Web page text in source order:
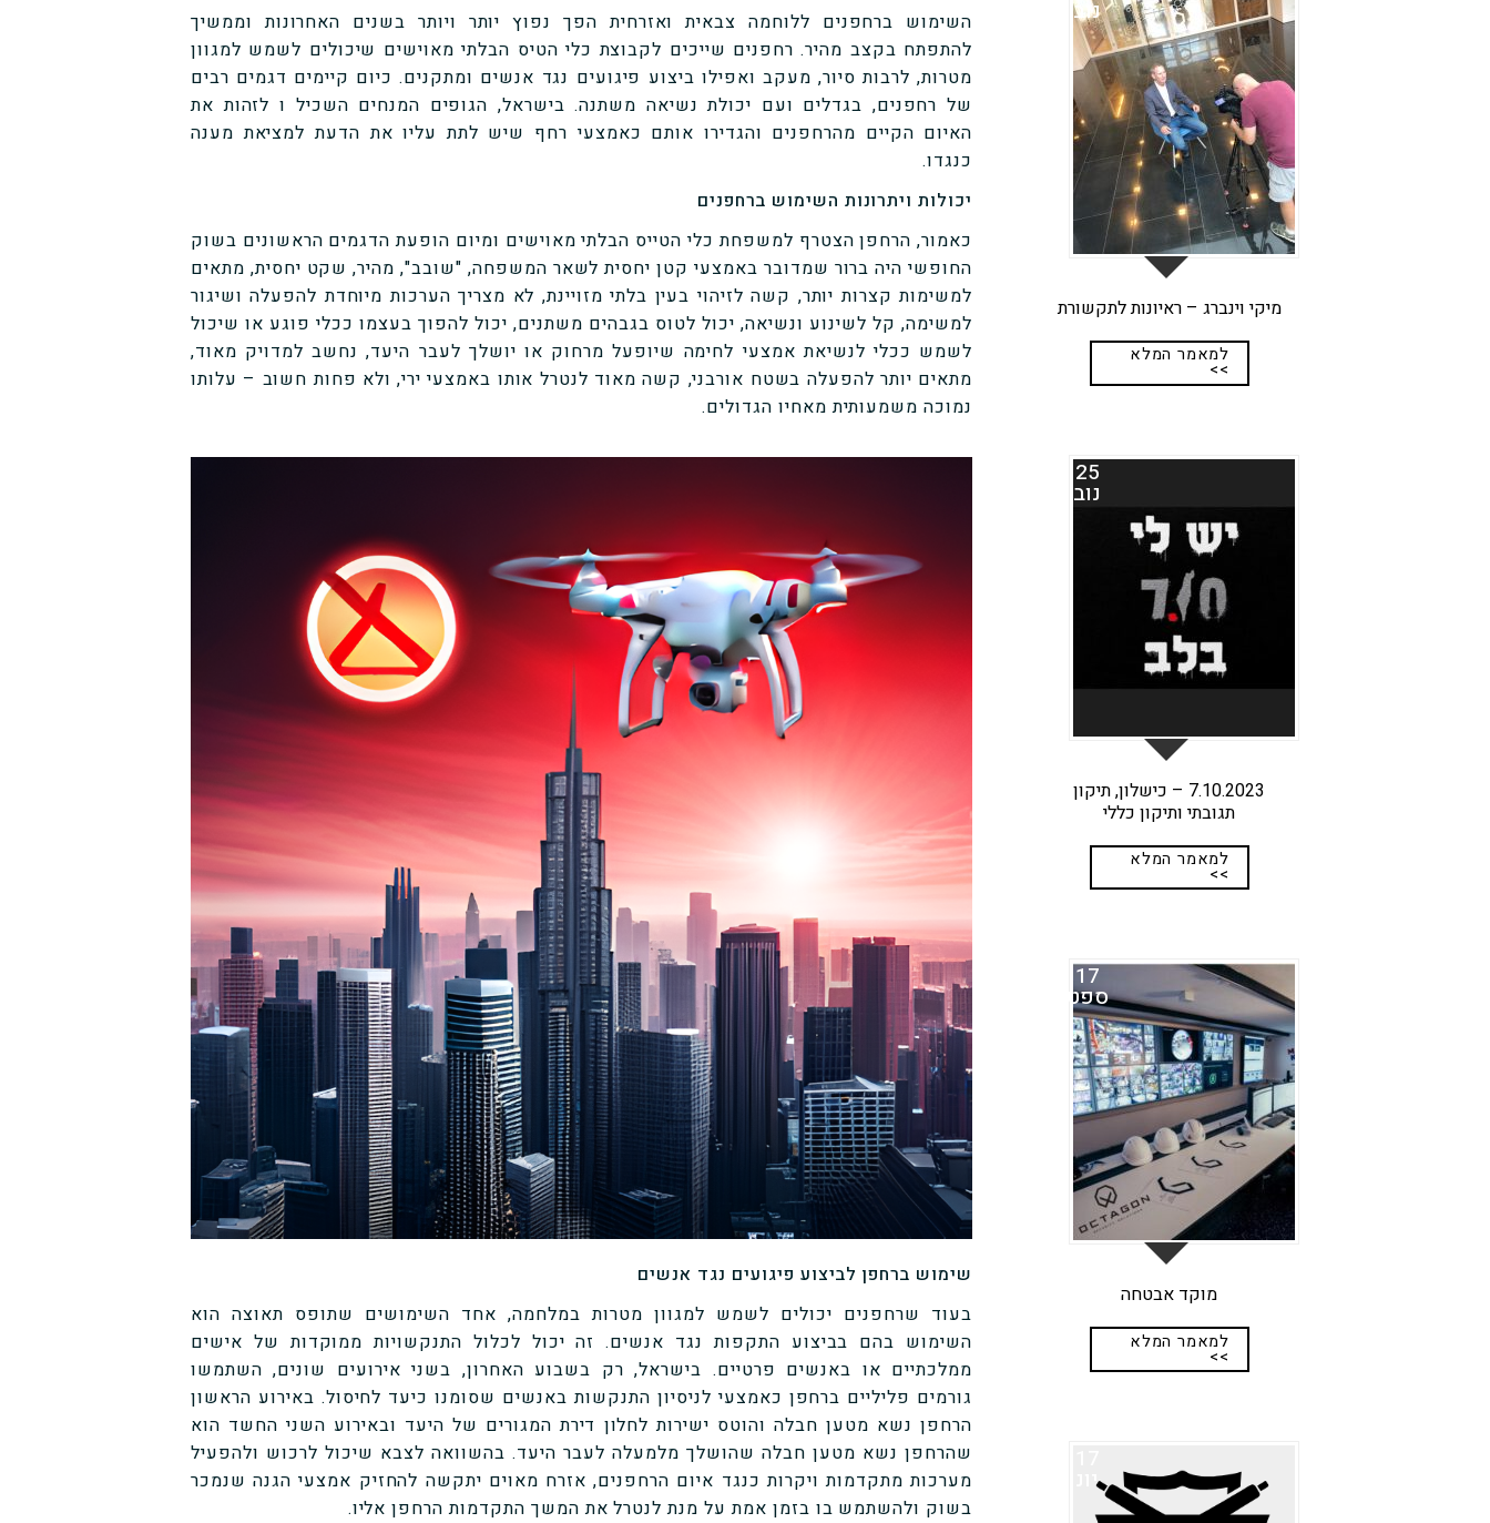
השימוש ברחפנים ללוחמה צבאית ואזרחית הפך נפוץ יותר ויותר בשנים האחרונות וממשיך
להתפתח בקצב מהיר. רחפנים שייכים לקבוצת כלי הטיס הבלתי מאוישים שיכולים לשמש למגוון
מטרות, לרבות סיור, מעקב ואפילו ביצוע פיגועים נגד אנשים ומתקנים. כיום קיימים דגמים רבים
של רחפנים, בגדלים ועם יכולת נשיאה משתנה. בישראל, הגופים המנחים השכיל ו לזהות את
האיום הקיים מהרחפנים והגדירו אותם כאמצעי רחף שיש לתת עליו את הדעת למציאת מענה
כנגדו.
יכולות ויתרונות השימוש ברחפנים
כאמור, הרחפן הצטרף למשפחת כלי הטייס הבלתי מאוישים ומיום הופעת הדגמים הראשונים בשוק
החופשי היה ברור שמדובר באמצעי קטן יחסית לשאר המשפחה, "שובב", מהיר, שקט יחסית, מתאים
למשימות קצרות יותר, קשה לזיהוי בעין בלתי מזויינת, לא מצריך הערכות מיוחדת להפעלה ושיגור
למשימה, קל לשינוע ונשיאה, יכול לטוס בגבהים משתנים, יכול להפוך בעצמו ככלי פוגע או שיכול
לשמש ככלי לנשיאת אמצעי לחימה שיופעל מרחוק או יושלך לעבר היעד, נחשב למדויק מאוד,
מתאים יותר להפעלה בשטח אורבני, קשה מאוד לנטרל אותו באמצעי ירי, ולא פחות חשוב – עלותו
נמוכה משמעותית מאחיו הגדולים.
שימוש ברחפן לביצוע פיגועים נגד אנשים
בעוד שרחפנים יכולים לשמש למגוון מטרות במלחמה, אחד השימושים שתופס תאוצה הוא
השימוש בהם בביצוע התקפות נגד אנשים. זה יכול לכלול התנקשויות ממוקדות של אישים
ממלכתיים או באנשים פרטיים. בישראל, רק בשבוע האחרון, בשני אירועים שונים, השתמשו
גורמים פליליים ברחפן כאמצעי לניסיון התנקשות באנשים שסומנו כיעד לחיסול. באירוע הראשון
הרחפן נשא מטען חבלה והוטס ישירות לחלון דירת המגורים של היעד ובאירוע השני החשד הוא
שהרחפן נשא מטען חבלה שהושלך מלמעלה לעבר היעד. בהשוואה לצבא שיכול לרכוש ולהפעיל
מערכות מתקדמות ויקרות כנגד איום הרחפנים, אזרח מאוים יתקשה להחזיק אמצעי הגנה שנמכר
בשוק ולהשתמש בו בזמן אמת על מנת לנטרל את המשך התקדמות הרחפן אליו.
מיקי וינברג – ראיונות לתקשורת
נוב
למאמר המלא
>>
7.10.2023 – כישלון, תיקון
תגובתי ותיקון כללי
25
נוב
למאמר המלא
>>
מוקד אבטחה
17
ספט
למאמר המלא
>>
יונ